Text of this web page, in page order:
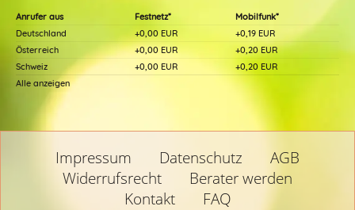
Anrufer aus Festnetz*
Mobilfunk*
Deutschland
+0,00 EUR
+0,19 EUR
Österreich
+0,00 EUR
+0,20 EUR
Schweiz
+0,00 EUR
+0,20 EUR
Alle anzeigen
Impressum Datenschutz
AGB
Widerrufsrecht
Berater werden
Kontakt
FAQ